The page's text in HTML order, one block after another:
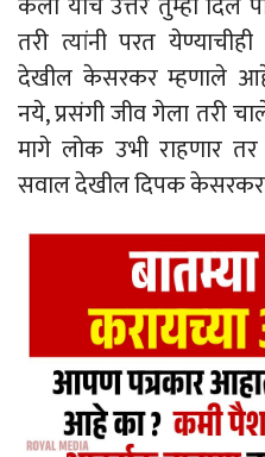
तरी त्यांनी परत
देखील केसरकर म्हणाले
नये, प्रसंगी जीव गेला तरी
मागे लोक उभी राहणार
सवाल देखील दिपक